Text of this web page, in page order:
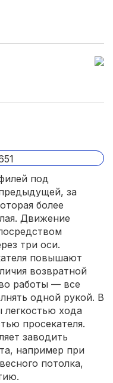
под
за
более
Движение
три оси.
повышают
возвратной
работы — все
одной рукой. В
хода
просекателя.
заводить
например при
потолка,